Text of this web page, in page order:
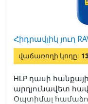
Հիդրավլիկ յուղ
վաճառողի կոդը:
HLP դասի
արդյունավետ
Օպտիմալ